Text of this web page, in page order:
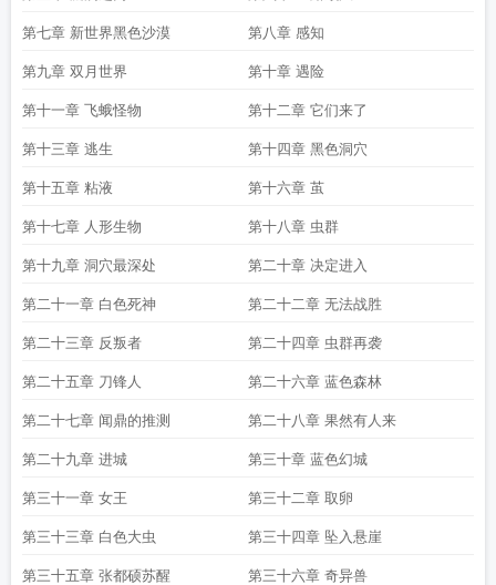
第七章 新世界黑色沙漠 第八章 感知
第九章 双月世界 第十章 遇险
第十一章 飞蛾怪物 第十二章 它们来了
第十三章 逃生 第十四章 黑色洞穴
第十五章 粘液 第十六章 茧
第十七章 人形生物 第十八章 虫群
第十九章 洞穴最深处 第二十章 决定进入
第二十一章 白色死神 第二十二章 无法战胜
第二十三章 反叛者 第二十四章 虫群再袭
第二十五章 刀锋人 第二十六章 蓝色森林
第二十七章 闻鼎的推测 第二十八章 果然有人来
第二十九章 进城 第三十章 蓝色幻城
第三十一章 女王 第三十二章 取卵
第三十三章 白色大虫 第三十四章 坠入悬崖
第三十五章 张都硕苏醒 第三十六章 奇异兽